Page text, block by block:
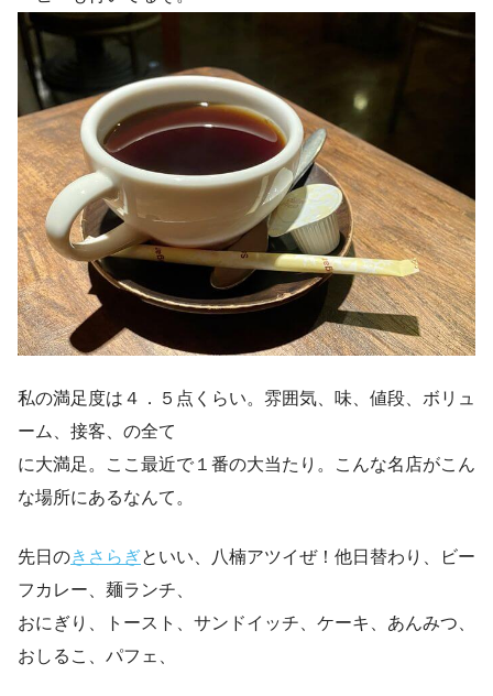
私の満足度は４．５点くらい。雰囲気、味、値段、ボリュ
ーム、接客、の全て
に大満足。ここ最近で１番の大当たり。こんな名店がこん
な場所にあるなんて。
先日のきさらぎといい、八楠アツイぜ！他日替わり、ビー
フカレー、麺ランチ、
おにぎり、トースト、サンドイッチ、ケーキ、あんみつ、
おしるこ、パフェ、